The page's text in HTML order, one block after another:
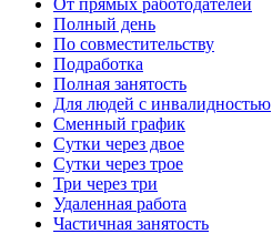
От прямых работодателей
Полный день
По совместительству
Подработка
Полная занятость
Для людей с инвалидностью
Сменный график
Сутки через двое
Сутки через трое
Три через три
Удаленная работа
Частичная занятость